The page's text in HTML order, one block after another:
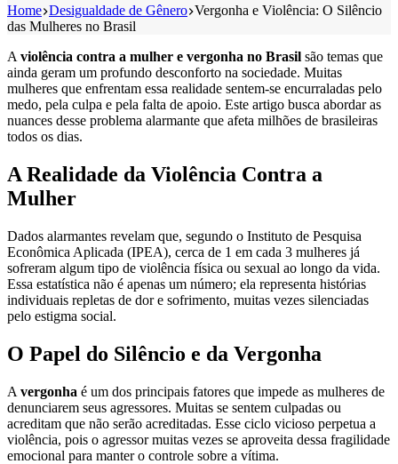
Home Desigualdade de Gênero Vergonha e Violência: O Silêncio
das Mulheres no Brasil
A violência contra a mulher e vergonha no Brasil são temas que
ainda geram um profundo desconforto na sociedade. Muitas
mulheres que enfrentam essa realidade sentem-se encurraladas pelo
medo, pela culpa e pela falta de apoio. Este artigo busca abordar as
nuances desse problema alarmante que afeta milhões de brasileiras
todos os dias.
A Realidade da Violência Contra a
Mulher
Dados alarmantes revelam que, segundo o Instituto de Pesquisa
Econômica Aplicada (IPEA), cerca de 1 em cada 3 mulheres já
sofreram algum tipo de violência física ou sexual ao longo da vida.
Essa estatística não é apenas um número; ela representa histórias
individuais repletas de dor e sofrimento, muitas vezes silenciadas
pelo estigma social.
O Papel do Silêncio e da Vergonha
A vergonha é um dos principais fatores que impede as mulheres de
denunciarem seus agressores. Muitas se sentem culpadas ou
acreditam que não serão acreditadas. Esse ciclo vicioso perpetua a
violência, pois o agressor muitas vezes se aproveita dessa fragilidade
emocional para manter o controle sobre a vítima.